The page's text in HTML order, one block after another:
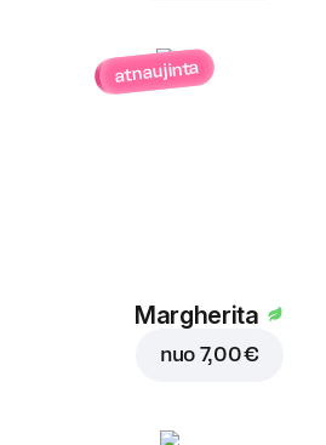
atnaujinta
Margherita
nuo 7,00 €